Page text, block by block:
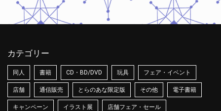
カテゴリー
同人 書籍 CD・BD/DVD 玩具 フェア・イベント
店舗 通信販売 とらのあな限定版 その他 電子書籍
キャンペーン イラスト展 店舗フェア・セール